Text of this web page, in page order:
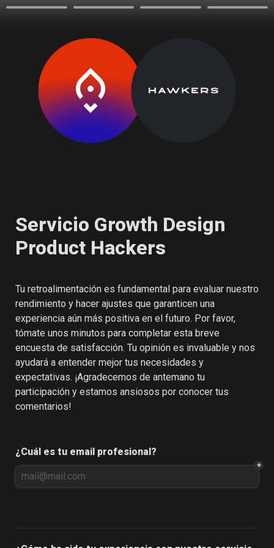
Servicio Growth Design
Product Hackers
Tu retroalimentación es fundamental para evaluar nuestro
rendimiento y hacer ajustes que garanticen una
experiencia aún más positiva en el futuro. Por favor,
tómate unos minutos para completar esta breve
encuesta de satisfacción. Tu opinión es invaluable y nos
ayudará a entender mejor tus necesidades y
expectativas. ¡Agradecemos de antemano tu
participación y estamos ansiosos por conocer tus
comentarios!
¿Cuál es tu email profesional?
*